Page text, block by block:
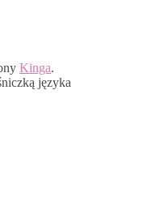
Kinga.
języka